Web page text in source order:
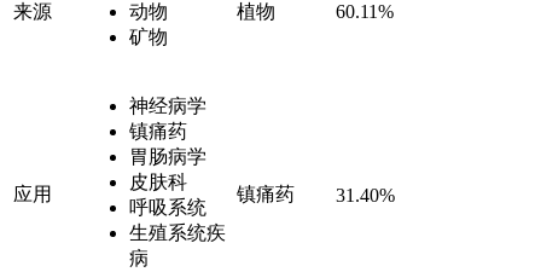
来源
动物
矿物
植物 60.11%
应用
神经病学
镇痛药
胃肠病学
皮肤科
呼吸系统
生殖系统疾
病
镇痛药 31.40%